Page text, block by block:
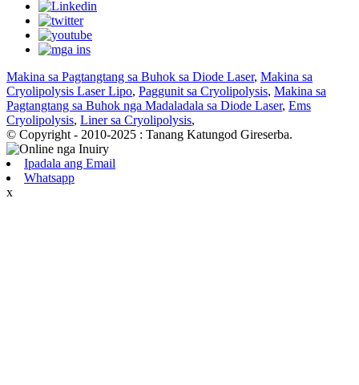
Makina sa Pagtangtang sa Buhok sa Diode Laser, Makina sa
Cryolipolysis Laser Lipo, Paggunit sa Cryolipolysis, Makina sa
Pagtangtang sa Buhok nga Madaladala sa Diode Laser, Ems
Cryolipolysis, Liner sa Cryolipolysis,
© Copyright - 2010-2025 : Tanang Katungod Gireserba.
Ipadala ang Email
Whatsapp
x